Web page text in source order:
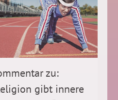
zu:
gibt innere